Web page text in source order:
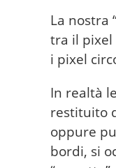
La nostra
tra il pixel
i pixel
In realtà
restituito
oppure
bordi, si